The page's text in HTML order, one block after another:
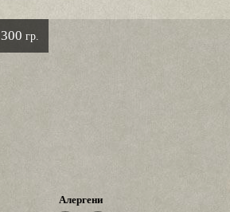
300 гр.
Алергени